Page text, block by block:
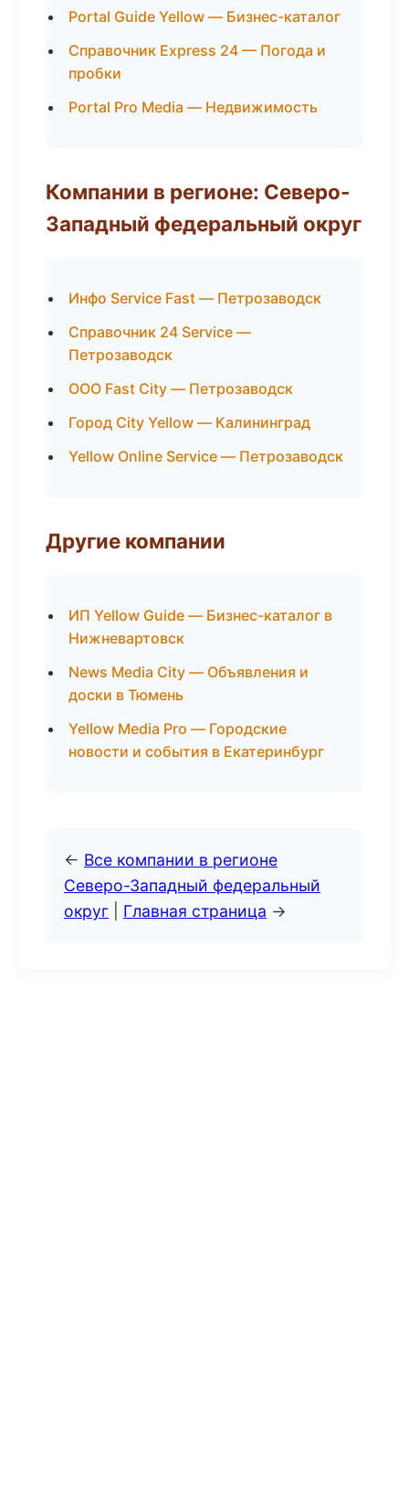
Portal Guide Yellow — Бизнес-каталог
Справочник Express 24 — Погода и
пробки
Portal Pro Media — Недвижимость
Компании в регионе: Северо-
Западный федеральный округ
Инфо Service Fast — Петрозаводск
Справочник 24 Service —
Петрозаводск
ООО Fast City — Петрозаводск
Город City Yellow — Калининград
Yellow Online Service — Петрозаводск
Другие компании
ИП Yellow Guide — Бизнес-каталог в
Нижневартовск
News Media City — Объявления и
доски в Тюмень
Yellow Media Pro — Городские
новости и события в Екатеринбург
← Все компании в регионе
Северо-Западный федеральный
округ
Главная страница →